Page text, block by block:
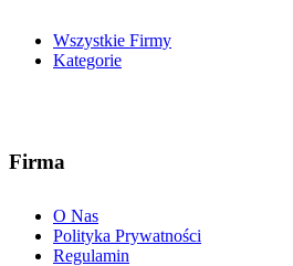
Wszystkie Firmy
Kategorie
Firma
O Nas
Polityka Prywatności
Regulamin